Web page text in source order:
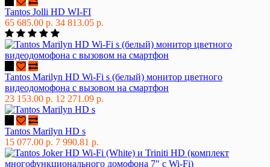
Tantos Jolli HD WI-FI
65 685.00 р. 34 813.05 р.
Tantos Marilyn HD Wi-Fi s (белый) монитор цветного
видеодомофона с вызовом на смартфон
23 153.00 р. 12 271.09 р.
Tantos Marilyn HD s
15 077.00 р. 7 990.81 р.